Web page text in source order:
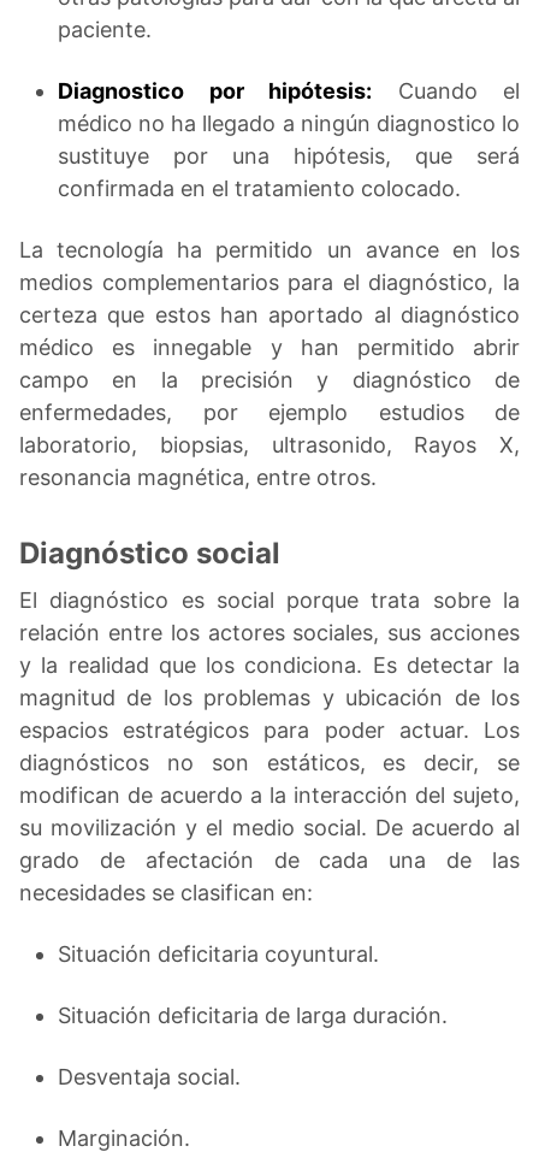
paciente.
Diagnostico por hipótesis: Cuando el
médico no ha llegado a ningún diagnostico lo
sustituye por una hipótesis, que será
confirmada en el tratamiento colocado.
La tecnología ha permitido un avance en los
medios complementarios para el diagnóstico, la
certeza que estos han aportado al diagnóstico
médico es innegable y han permitido abrir
campo en la precisión y diagnóstico de
enfermedades, por ejemplo estudios de
laboratorio, biopsias, ultrasonido, Rayos X,
resonancia magnética, entre otros.
Diagnóstico social
El diagnóstico es social porque trata sobre la
relación entre los actores sociales, sus acciones
y la realidad que los condiciona. Es detectar la
magnitud de los problemas y ubicación de los
espacios estratégicos para poder actuar. Los
diagnósticos no son estáticos, es decir, se
modifican de acuerdo a la interacción del sujeto,
su movilización y el medio social. De acuerdo al
grado de afectación de cada una de las
necesidades se clasifican en:
Situación deficitaria coyuntural.
Situación deficitaria de larga duración.
Desventaja social.
Marginación.